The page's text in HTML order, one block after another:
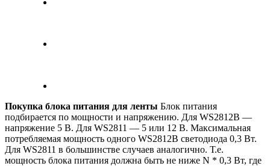
Покупка блока питания для ленты Блок питания
подбирается по мощности и напряжению. Для WS2812B —
напряжение 5 В. Для WS2811 — 5 или 12 В. Максимальная
потребляемая мощность одного WS2812B светодиода 0,3 Вт.
Для WS2811 в большинстве случаев аналогично. Т.е.
мощность блока питания должна быть не ниже N * 0,3 Вт, где